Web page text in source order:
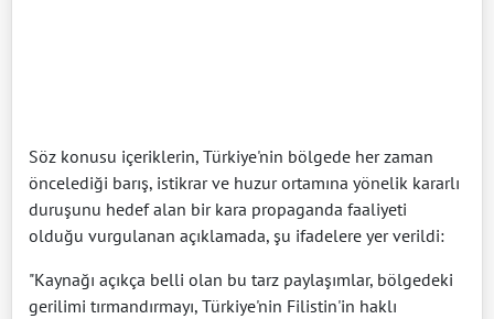
Söz konusu içeriklerin, Türkiye'nin bölgede her zaman
öncelediği barış, istikrar ve huzur ortamına yönelik kararlı
duruşunu hedef alan bir kara propaganda faaliyeti
olduğu vurgulanan açıklamada, şu ifadelere yer verildi:
"Kaynağı açıkça belli olan bu tarz paylaşımlar, bölgedeki
gerilimi tırmandırmayı, Türkiye'nin Filistin'in haklı